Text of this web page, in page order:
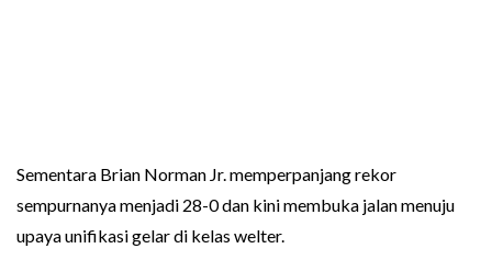
Sementara Brian Norman Jr. memperpanjang rekor
sempurnanya menjadi 28-0 dan kini membuka jalan menuju
upaya unifikasi gelar di kelas welter.